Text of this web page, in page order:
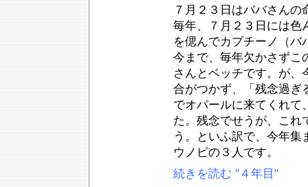
７月２３日はババさんの
毎年、７月２３日には色
を偲んでカプチーノ（バ
今まで、毎年欠かさずこ
さんとベッチです。が、
合がつかず、「残念過ぎ
でオパールに来てくれて
た。残念でせうが、これ
う。といふ訳で、今年
ウノピの３人です。
続きを読む "４年目"